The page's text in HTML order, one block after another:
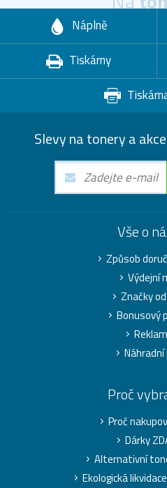
Náplně
Tiskárny
Slevy na tonery a
Vše o
Způsob
Výdejní
Značky
Bonusový
Proč
Proč
Dárky
Alternativní
Ekologická